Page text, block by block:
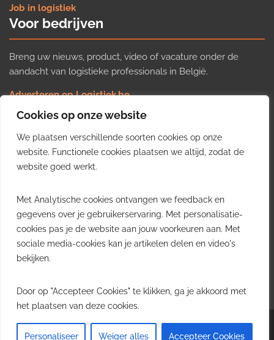
Cookies op onze website
We plaatsen verschillende soorten cookies op onze
website. Functionele cookies plaatsen we altijd, zodat de
website goed werkt.
Met Analytische cookies ontvangen we feedback en
gegevens over je gebruikerservaring. Met personalisatie-
cookies pas je de website aan jouw voorkeuren aan. Met
sociale media-cookies kan je artikelen delen en video's
bekijken.
Door op "Accepteer Cookies" te klikken, ga je akkoord met
het plaatsen van deze cookies.
Personaliseer Weiger alles Accepteer Cookies
Job in logistiek
Voor bedrijven
Breng uw nieuws, product, video of vacature onder de
aandacht van logistieke professionals in België.
Adverteren op Logistiek.be
Nieuws insturen
Uw video op Logistiek.TV
Job plaatsen
Gratis wekelijkse update
inzichten uit de Belgische logistieke sector in uw inbox.
Ontvang je gratis
wekelijkse update
Uitschrijven kan altijd.
Copyright © 2026Logistiek.be. All rights reserved.Theme:Envinceby ThemeGrill.